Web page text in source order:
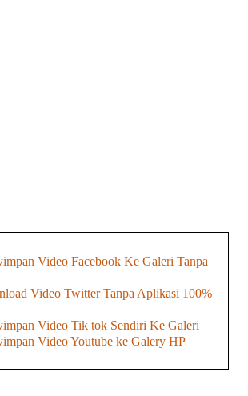
Video Facebook Ke Galeri Tanpa
Video Twitter Tanpa Aplikasi 100%
Video Tik tok Sendiri Ke Galeri
Video Youtube ke Galery HP